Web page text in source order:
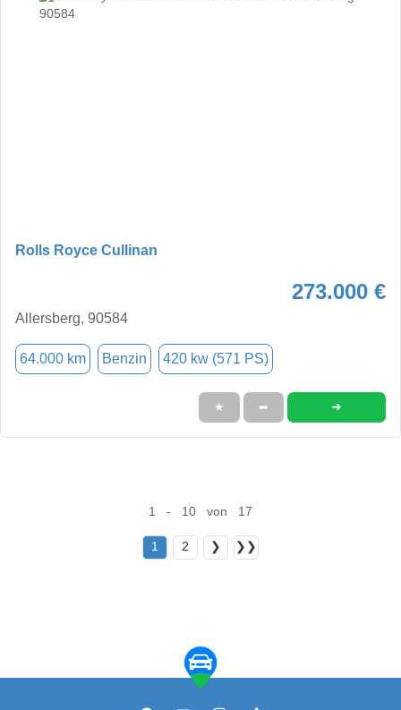
Rolls Royce Cullinan
273.000 €
Allersberg, 90584
64.000 km Benzin 420 kw (571 PS)
★ ➦ ➜
1 - 10 von 17
1 2 ❯ ❯❯